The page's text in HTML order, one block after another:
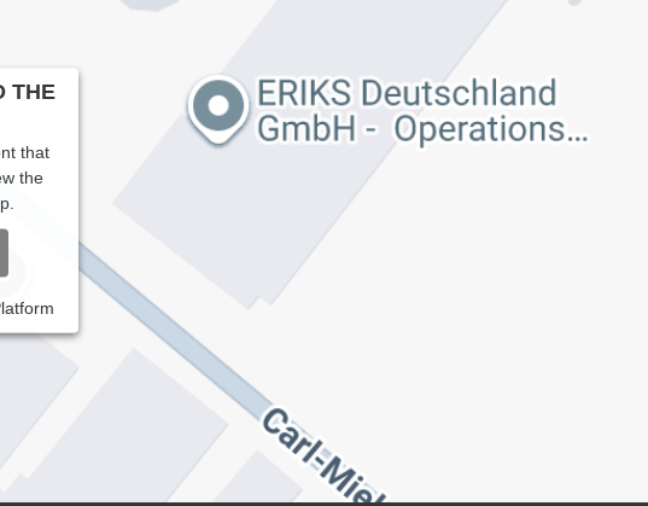
THE
that
the